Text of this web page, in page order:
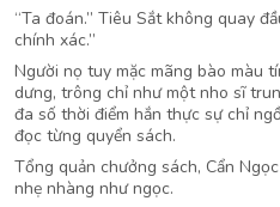
“Ta đoán.” Tiêu Sắt không quay
chính xác.”
Người nọ tuy mặc mãng bào màu
dưng, trông chỉ như một nho sĩ
đa số thời điểm hắn thực sự chỉ
đọc từng quyển sách.
Tổng quản chưởng sách, Cẩn
nhẹ nhàng như ngọc.